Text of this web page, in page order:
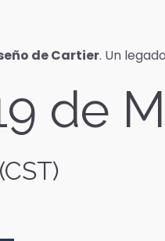
de Cartier. Un
de